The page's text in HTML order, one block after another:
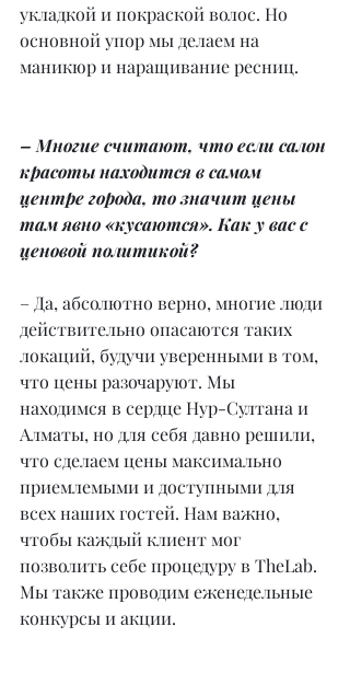
укладкой и покраской волос. Но
основной упор мы делаем на
маникюр и наращивание ресниц.
– Многие считают, что если салон
красоты находится в самом
центре города, то значит цены
там явно «кусаются». Как у вас с
ценовой политикой?
– Да, абсолютно верно, многие люди
действительно опасаются таких
локаций, будучи уверенными в том,
что цены разочаруют. Мы
находимся в сердце Нур-Султана и
Алматы, но для себя давно решили,
что сделаем цены максимально
приемлемыми и доступными для
всех наших гостей. Нам важно,
чтобы каждый клиент мог
позволить себе процедуру в TheLab.
Мы также проводим еженедельные
конкурсы и акции.